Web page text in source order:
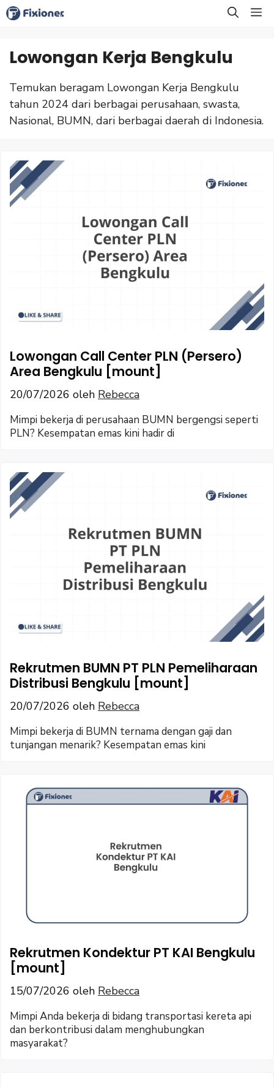
Langsung
ke
Lowongan Kerja Bengkulu
Temukan beragam Lowongan Kerja Bengkulu
tahun 2024 dari berbagai perusahaan, swasta,
Nasional, BUMN, dari berbagai daerah di Indonesia.
Lowongan Call Center PLN (Persero)
Area Bengkulu [mount]
20/07/2026 oleh Rebecca
Mimpi bekerja di perusahaan BUMN bergengsi seperti
PLN? Kesempatan emas kini hadir di
Rekrutmen BUMN PT PLN Pemeliharaan
Distribusi Bengkulu [mount]
20/07/2026 oleh Rebecca
Mimpi bekerja di BUMN ternama dengan gaji dan
tunjangan menarik? Kesempatan emas kini
Rekrutmen Kondektur PT KAI Bengkulu
[mount]
15/07/2026 oleh Rebecca
Mimpi Anda bekerja di bidang transportasi kereta api
dan berkontribusi dalam menghubungkan
masyarakat?